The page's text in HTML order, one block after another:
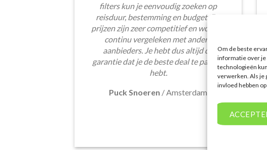
Om de beste
informatie over je
technologieën
verwerken. Als je
invloed hebben
filters kun je eenvoudig zoeken op
reisduur, bestemming en budget. De
prijzen zijn zeer competitief en worden
continu vergeleken met andere
aanbieders. Je hebt dus altijd de
garantie dat je de beste deal te pakken
hebt.
Puck Snoeren / Amsterdam